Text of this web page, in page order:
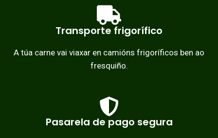
Transporte frigorífico
A túa carne vai viaxar en camións frigoríficos ben ao
fresquiño.
Pasarela de pago segura